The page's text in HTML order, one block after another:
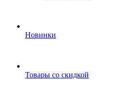
Новинки
Товары со скидкой